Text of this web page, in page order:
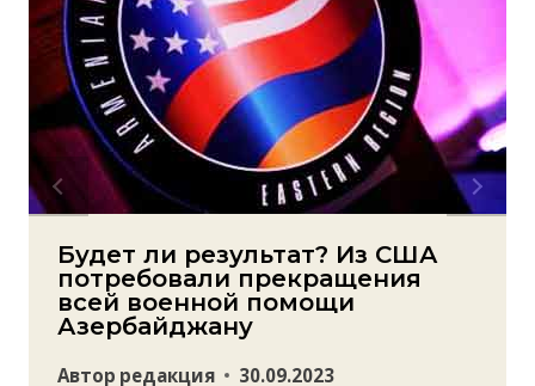
Будет ли результат? Из США
потребовали прекращения
всей военной помощи
Азербайджану
Автор редакция 30.09.2023